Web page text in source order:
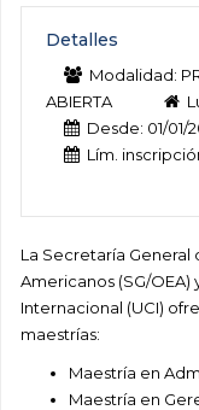
Detalles
Modalidad:
ABIERTA
Desde: 01/01/
Lím.
La Secretaría General
Americanos (SG/
Internacional (UCI)
maestrías:
Maestría en
Maestría en